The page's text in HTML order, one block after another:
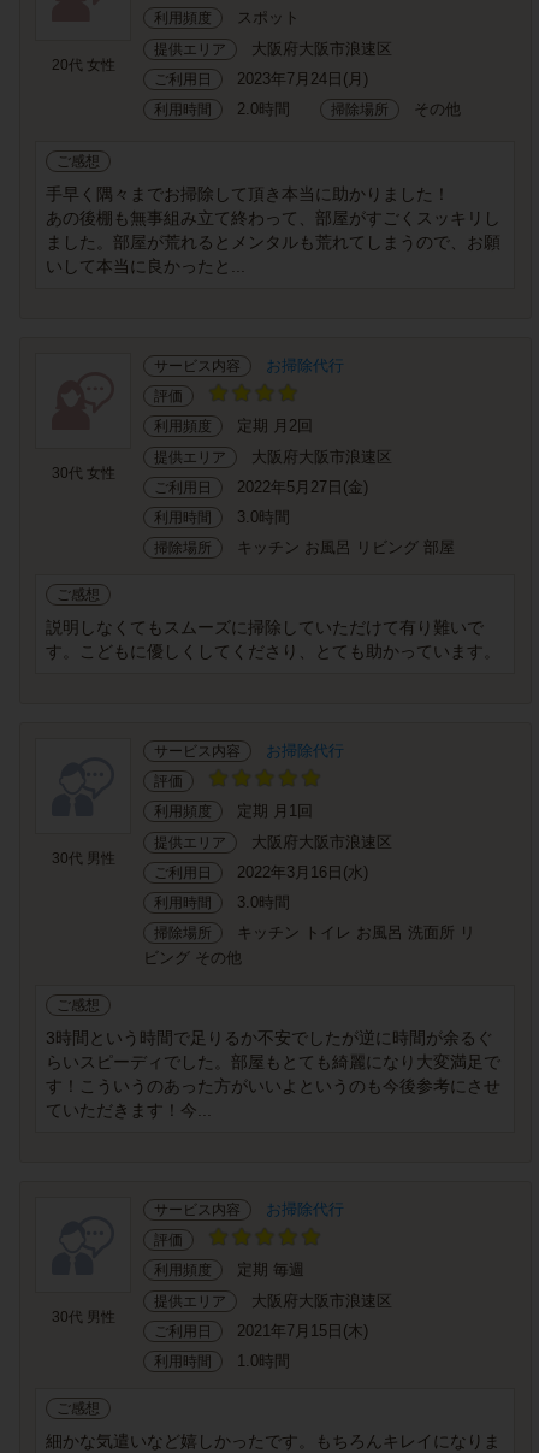
20代 女性
利用頻度
スポット
提供エリア 大阪府大阪市浪速区
ご利用日 2023年7月24日(月)
利用時間 2.0時間 掃除場所 その他
ご感想
手早く隅々までお掃除して頂き本当に助かりました！
あの後棚も無事組み立て終わって、部屋がすごくスッキリし
ました。部屋が荒れるとメンタルも荒れてしまうので、お願
いして本当に良かったと...
30代 女性
サービス内容 お掃除代行
評価
利用頻度
定期 月2回
提供エリア 大阪府大阪市浪速区
ご利用日 2022年5月27日(金)
利用時間 3.0時間
掃除場所 キッチン お風呂 リビング 部屋
ご感想
説明しなくてもスムーズに掃除していただけて有り難いで
す。こどもに優しくしてくださり、とても助かっています。
30代 男性
サービス内容 お掃除代行
評価
利用頻度
定期 月1回
提供エリア 大阪府大阪市浪速区
ご利用日 2022年3月16日(水)
利用時間 3.0時間
掃除場所
キッチン トイレ お風呂 洗面所 リ
ビング その他
ご感想
3時間という時間で足りるか不安でしたが逆に時間が余るぐ
らいスピーディでした。部屋もとても綺麗になり大変満足で
す！こういうのあった方がいいよというのも今後参考にさせ
ていただきます！今...
30代 男性
サービス内容 お掃除代行
評価
利用頻度
定期 毎週
提供エリア 大阪府大阪市浪速区
ご利用日 2021年7月15日(木)
利用時間 1.0時間
ご感想
細かな気遣いなど嬉しかったです。もちろんキレイになりま